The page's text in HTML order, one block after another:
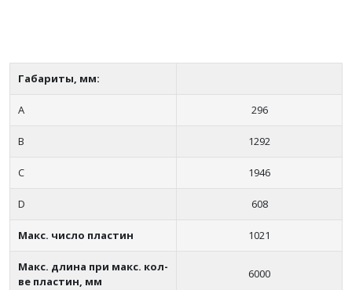
Габариты, мм:
А 296
B 1292
C 1946
D 608
Макс. число пластин 1021
Макс. длина при макс. кол-
ве пластин, мм
6000